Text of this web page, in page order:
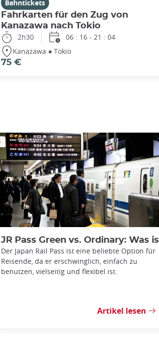
Bahntickets
Fahrkarten für den Zug von
Kanazawa nach Tokio
2h30
06 : 16 - 21 : 04
Kanazawa ● Tokio
75 €
JR Pass Green vs. Ordinary: Was ist das Beste für Sie?
Der Japan Rail Pass ist eine beliebte Option für
Reisende, da er erschwinglich, einfach zu
benutzen, vielseitig und flexibel ist.
Artikel lesen